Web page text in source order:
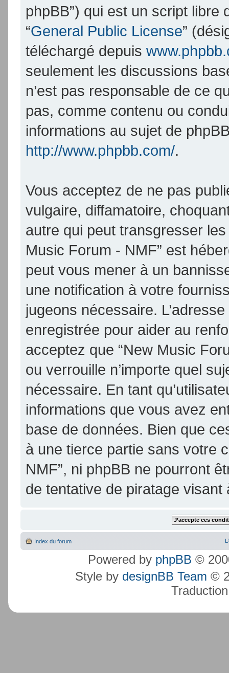
phpBB”) qui est un script
“General Public License”
téléchargé depuis
seulement les discussions
n’est pas responsable de ce
pas, comme contenu ou
informations au sujet de
http://www.phpbb.com/.
Vous acceptez de ne pas
vulgaire, diffamatoire,
autre qui peut transgresser
Music Forum - NMF” est
peut vous mener à un
une notification à votre
jugeons nécessaire.
enregistrée pour aider au
acceptez que “New Music
ou verrouille n’importe quel
nécessaire. En tant
informations que vous avez
base de données. Bien que
à une tierce partie sans votre
NMF”, ni phpBB ne pourront
de tentative de piratage
Index du forum
Powered by phpBB ©
Style by designBB Team ©